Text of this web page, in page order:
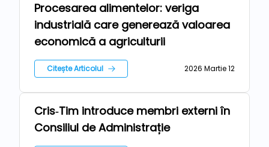
Repere
Procesarea alimentelor: veriga
industrială care generează valoarea
economică a agriculturii
Citește Articolul 2026 Martie 12
Repere
Cris‑Tim introduce membri externi în
Consiliul de Administrație